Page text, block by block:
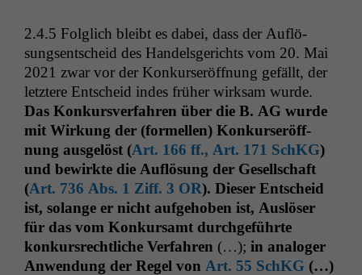
2.4.5 Fol­glich bleibt es dabei, dass der Auflö­
sungsentscheid des Han­dels­gerichts vom 20. Mai
2021 zwar vor der Konkurs­eröff­nung gefällt, der
let­ztere Entscheid indes früher wirk­sam wurde.
Das Konkursver­fahren über die B. AG wurde
mit Wirkung der (formellen) Konkurs­eröff­
nung aus­gelöst (Art. 166 ff., Art. 171 SchKG)
und bewirk­te die Auflö­sung der Gesellschaft
(Art. 736 Abs. 1 Ziff. 3 OR). Dieser Entscheid
ist, solange er nicht aufge­hoben ist, Aus­lös­er
für das vom Konkur­samt durchge­führte
konkursrechtliche Ver­fahren (…); in analoger
Anwen­dung der Regel von Art. 55 SchKG (…)
Funktionalität
Einige
Funktionen auf
dieser Website
sind optional.
Wenn Sie
diese Option
deaktivieren,
kann die
Website nicht
zu 100%
funktionieren.